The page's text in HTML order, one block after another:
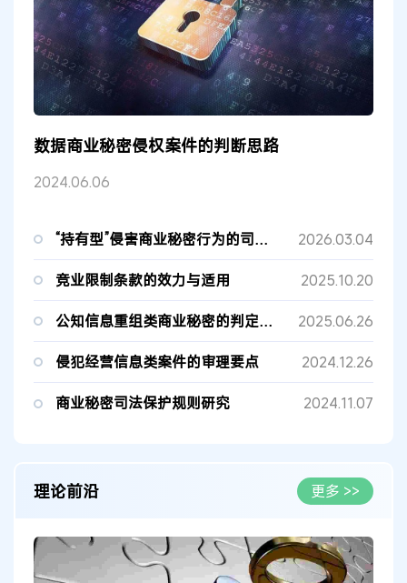
数据商业秘密侵权案件的判断思路
2024.06.06
“持有型”侵害商业秘密行为的司法认定规则之厘清与再造 2026.03.04
竞业限制条款的效力与适用 2025.10.20
公知信息重组类商业秘密的判定标准及举证责任分配 2025.06.26
侵犯经营信息类案件的审理要点 2024.12.26
商业秘密司法保护规则研究 2024.11.07
理论前沿 更多 >>